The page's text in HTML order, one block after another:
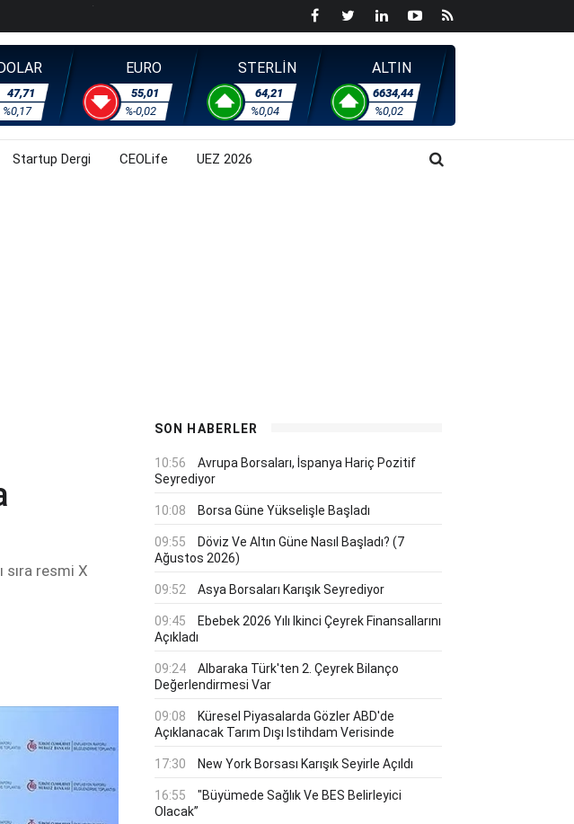
Temmuz 2026)
47,71
%0,17
EURO
55,01
%-0,02
STERLİN
64,21
%0,04
ALTIN
6634,44
%0,02
Startup Dergi CEOLife UEZ 2026
resmi X
SON HABERLER
10:56
Avrupa Borsaları, İspanya Hariç Pozitif
Seyrediyor
10:08 Borsa Güne Yükselişle Başladı
09:55
Döviz Ve Altın Güne Nasıl Başladı? (7
Ağustos 2026)
09:52 Asya Borsaları Karışık Seyrediyor
09:45
Ebebek 2026 Yılı Ikinci Çeyrek Finansallarını
Açıkladı
09:24
Albaraka Türk'ten 2. Çeyrek Bilanço
Değerlendirmesi Var
09:08
Küresel Piyasalarda Gözler ABD'de
Açıklanacak Tarım Dışı Istihdam Verisinde
17:30 New York Borsası Karışık Seyirle Açıldı
16:55
"Büyümede Sağlık Ve BES Belirleyici
Olacak”